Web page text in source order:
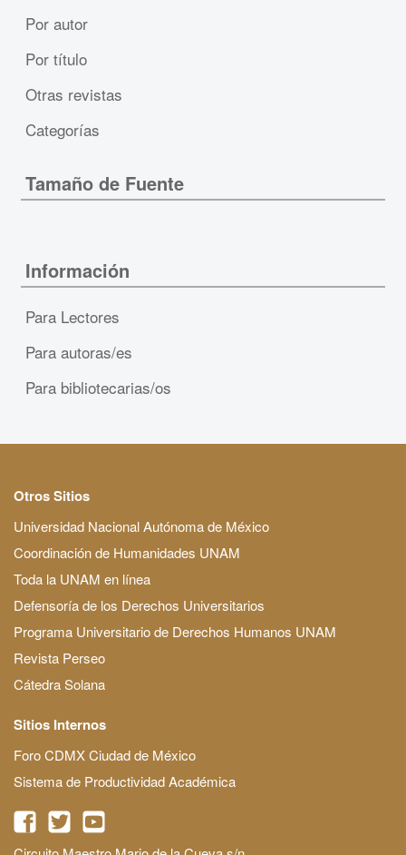
Por autor
Por título
Otras revistas
Categorías
Tamaño de Fuente
Información
Para Lectores
Para autoras/es
Para bibliotecarias/os
Otros Sitios
Universidad Nacional Autónoma de México
Coordinación de Humanidades UNAM
Toda la UNAM en línea
Defensoría de los Derechos Universitarios
Programa Universitario de Derechos Humanos UNAM
Revista Perseo
Cátedra Solana
Sitios Internos
Foro CDMX Ciudad de México
Sistema de Productividad Académica